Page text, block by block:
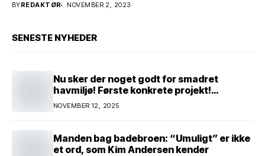
BYREDAKTØR NOVEMBER 2, 2023
SENESTE NYHEDER
Nu sker der noget godt for smadret
havmiljø! Første konkrete projekt!
Genopretning af natur i lavbundsområde
ved Eltang Vig! 31 hektar! 2,5 millioner
NOVEMBER 12, 2025
Manden bag badebroen: “Umuligt” er ikke
et ord, som Kim Andersen kender